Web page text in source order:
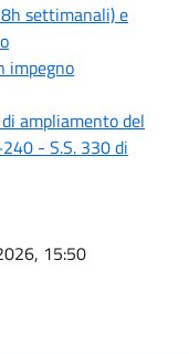
settimanali) e
impegno
ampliamento del
- S.S. 330 di
15:50